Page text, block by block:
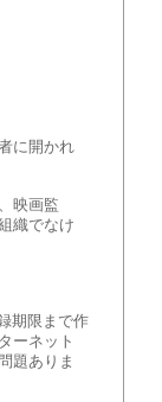
に開かれ
映画監
織でなけ
期限まで作
ーネット
題ありま